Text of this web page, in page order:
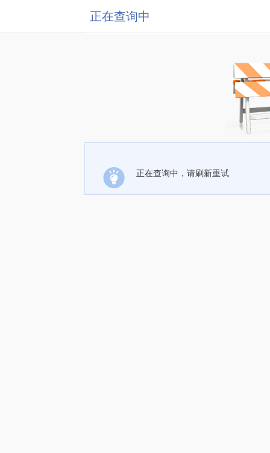
正在查询中
正在查询中，请刷新重试